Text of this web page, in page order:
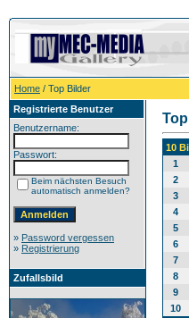
Home / Top Bilder
Registrierte Benutzer
Benutzername:
Passwort:
Beim nächsten Besuch
automatisch anmelden?
» Password vergessen
» Registrierung
Zufallsbild
10
1
2
3
4
5
6
7
8
9
10